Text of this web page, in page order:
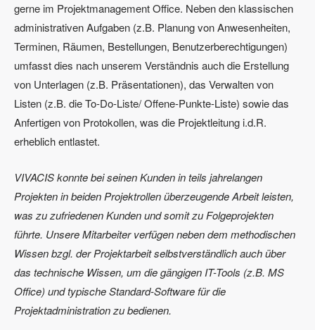
gerne im Projektmanagement Office. Neben den klassischen
administrativen Aufgaben (z.B. Planung von Anwesenheiten,
Terminen, Räumen, Bestellungen, Benutzerberechtigungen)
umfasst dies nach unserem Verständnis auch die Erstellung
von Unterlagen (z.B. Präsentationen), das Verwalten von
Listen (z.B. die To-Do-Liste/ Offene-Punkte-Liste) sowie das
Anfertigen von Protokollen, was die Projektleitung i.d.R.
erheblich entlastet.
VIVACIS konnte bei seinen Kunden in teils jahrelangen
Projekten in beiden Projektrollen überzeugende Arbeit leisten,
was zu zufriedenen Kunden und somit zu Folgeprojekten
führte. Unsere Mitarbeiter verfügen neben dem methodischen
Wissen bzgl. der Projektarbeit selbstverständlich auch über
das technische Wissen, um die gängigen IT-Tools (z.B. MS
Office) und typische Standard-Software für die
Projektadministration zu bedienen.